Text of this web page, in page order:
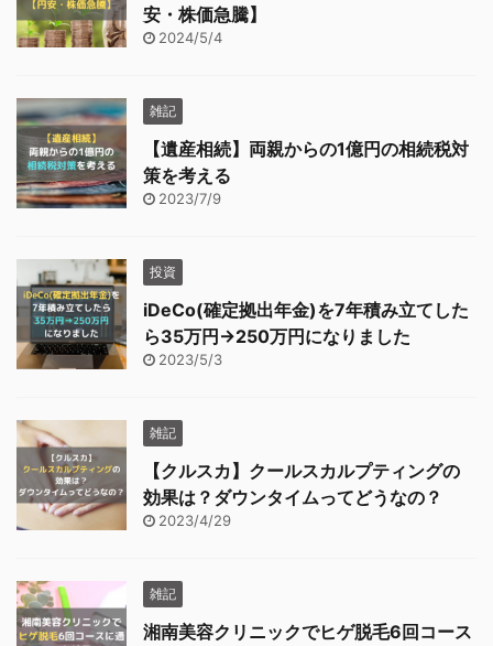
安・株価急騰】
2024/5/4
雑記
【遺産相続】両親からの1億円の相続税対
策を考える
2023/7/9
投資
iDeCo(確定拠出年金)を7年積み立てした
ら35万円→250万円になりました
2023/5/3
雑記
【クルスカ】クールスカルプティングの
効果は？ダウンタイムってどうなの？
2023/4/29
雑記
湘南美容クリニックでヒゲ脱毛6回コース